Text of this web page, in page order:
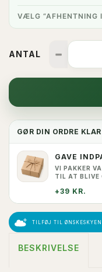
VÆLG “AFHENTNING
ANTAL
GØR DIN ORDRE
GAVE
VI PAKKER
TIL AT BLIVE
+39 KR.
TILFØJ TIL ØNSKESKYEN
BESKRIVELSE